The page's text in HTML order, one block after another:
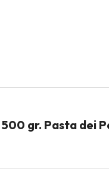
gr. Pasta dei